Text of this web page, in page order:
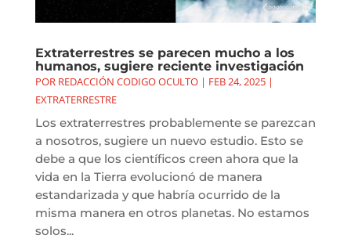
Extraterrestres se parecen mucho a los
humanos, sugiere reciente investigación
POR REDACCIÓN CODIGO OCULTO| FEB 24, 2025|
EXTRATERRESTRE
Los extraterrestres probablemente se parezcan
a nosotros, sugiere un nuevo estudio. Esto se
debe a que los científicos creen ahora que la
vida en la Tierra evolucionó de manera
estandarizada y que habría ocurrido de la
misma manera en otros planetas. No estamos
solos...